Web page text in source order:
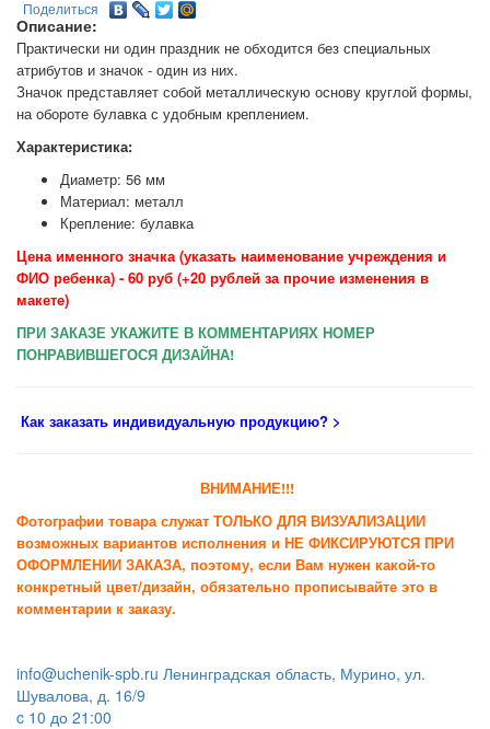
Поделиться
Описание:
Практически ни один праздник не обходится без специальных
атрибутов и значок - один из них.
Значок представляет собой металлическую основу круглой формы,
на обороте булавка с удобным креплением.
Характеристика:
Диаметр: 56 мм
Материал: металл
Крепление: булавка
Цена именного значка (указать наименование учреждения и
ФИО ребенка) - 60 руб (+20 рублей за прочие изменения в
макете)
ПРИ ЗАКАЗЕ УКАЖИТЕ В КОММЕНТАРИЯХ НОМЕР
ПОНРАВИВШЕГОСЯ ДИЗАЙНА!
Как заказать индивидуальную продукцию? >
ВНИМАНИЕ!!!
Фотографии товара служат ТОЛЬКО ДЛЯ ВИЗУАЛИЗАЦИИ
возможных вариантов исполнения и НЕ ФИКСИРУЮТСЯ ПРИ
ОФОРМЛЕНИИ ЗАКАЗА, поэтому, если Вам нужен какой-то
конкретный цвет/дизайн, обязательно прописывайте это в
комментарии к заказу.
info@uchenik-spb.ru Ленинградская область, Мурино, ул.
Шувалова, д. 16/9
c 10 до 21:00